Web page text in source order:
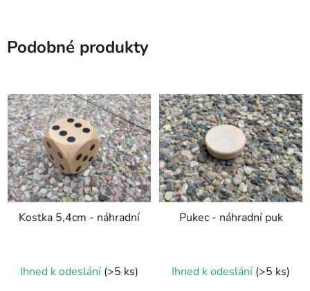
Podobné produkty
Kostka 5,4cm - náhradní
Ihned k odeslání (>5 ks)
Pukec - náhradní puk
hodnocení
Ihned k odeslání (>5 ks)